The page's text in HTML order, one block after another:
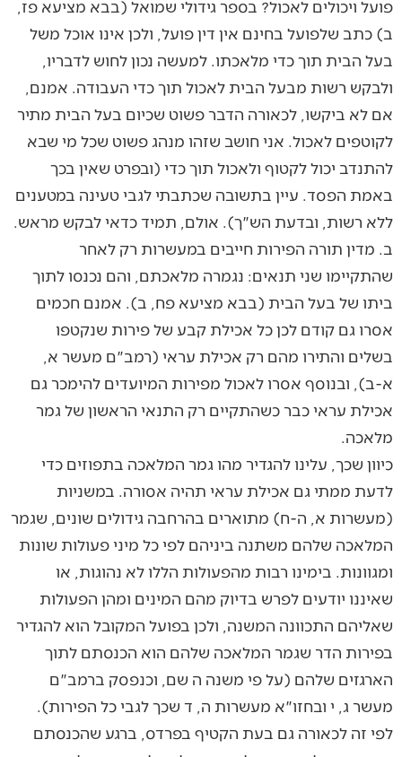
פועל ויכולים לאכול? בספר גידולי שמואל (בבא מציעא פז,
ב) כתב שלפועל בחינם אין דין פועל, ולכן אינו אוכל משל
בעל הבית תוך כדי מלאכתו. למעשה נכון לחוש לדבריו,
ולבקש רשות מבעל הבית לאכול תוך כדי העבודה. אמנם,
אם לא ביקשו, לכאורה הדבר פשוט שכיום בעל הבית מתיר
לקוטפים לאכול. אני חושב שזהו מנהג פשוט שכל מי שבא
להתנדב יכול לקטוף ולאכול תוך כדי (ובפרט שאין בכך
באמת הפסד. עיין בתשובה שכתבתי לגבי טעינה במטענים
ללא רשות, ובדעת הש"ך). אולם, תמיד כדאי לבקש מראש.
ב. מדין תורה הפירות חייבים במעשרות רק לאחר
שהתקיימו שני תנאים: נגמרה מלאכתם, והם נכנסו לתוך
ביתו של בעל הבית (בבא מציעא פח, ב). אמנם חכמים
אסרו גם קודם לכן כל אכילת קבע של פירות שנקטפו
בשלים והתירו מהם רק אכילת עראי (רמב"ם מעשר א,
א-ב), ובנוסף אסרו לאכול מפירות המיועדים להימכר גם
אכילת עראי כבר כשהתקיים רק התנאי הראשון של גמר
מלאכה.
כיוון שכך, עלינו להגדיר מהו גמר המלאכה בתפוזים כדי
לדעת ממתי גם אכילת עראי תהיה אסורה. במשניות
(מעשרות א, ה-ח) מתוארים בהרחבה גידולים שונים, שגמר
המלאכה שלהם משתנה ביניהם לפי כל מיני פעולות שונות
ומגוונות. בימינו רבות מהפעולות הללו לא נהוגות, או
שאיננו יודעים לפרש בדיוק מהם המינים ומהן הפעולות
שאליהם התכוונה המשנה, ולכן בפועל המקובל הוא להגדיר
בפירות הדר שגמר המלאכה שלהם הוא הכנסתם לתוך
הארגזים שלהם (על פי משנה ה שם, וכנפסק ברמב"ם
מעשר ג, י ובחזו"א מעשרות ה, ד שכך לגבי כל הפירות).
לפי זה לכאורה גם בעת הקטיף בפרדס, ברגע שהכנסתם